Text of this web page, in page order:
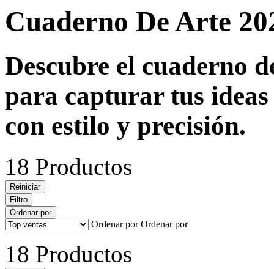
Cuaderno De Arte
Descubre el cuaderno
para capturar tus
con estilo y precisión.
18 Productos
Reiniciar
Filtro
Ordenar por
Ordenar porOrdenar por
18 Productos